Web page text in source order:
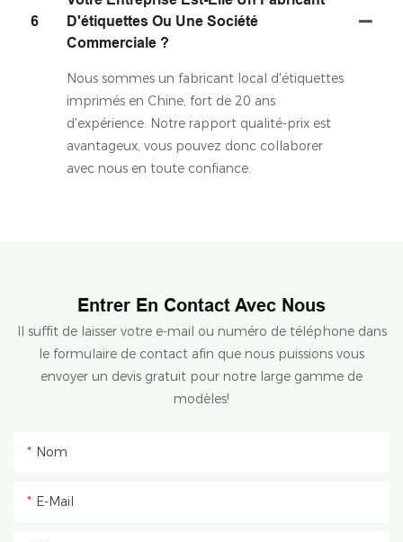
6
D'étiquettes Ou Une Société
Commerciale ?
Nous sommes un fabricant local d'étiquettes
imprimés en Chine, fort de 20 ans
d'expérience. Notre rapport qualité-prix est
avantageux, vous pouvez donc collaborer
avec nous en toute confiance.
Entrer En Contact Avec Nous
Il suffit de laisser votre e-mail ou numéro de téléphone dans
le formulaire de contact afin que nous puissions vous
envoyer un devis gratuit pour notre large gamme de
modèles!
Nom
E-Mail